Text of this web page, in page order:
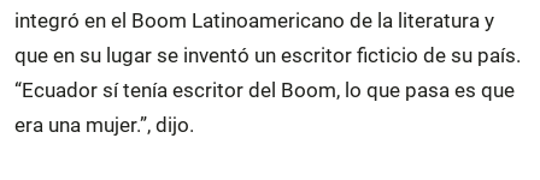
integró en el Boom Latinoamericano de la literatura y
que en su lugar se inventó un escritor ficticio de su país.
“Ecuador sí tenía escritor del Boom, lo que pasa es que
era una mujer.”, dijo.